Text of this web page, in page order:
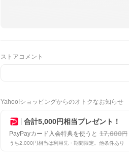
ストアコメント
Yahoo!ショッピングからのオトクなお知らせ
合計5,000円相当プレゼント！
PayPayカード入会特典を使うと 17,600円
うち2,000円相当は利用先・期間限定。他条件あり